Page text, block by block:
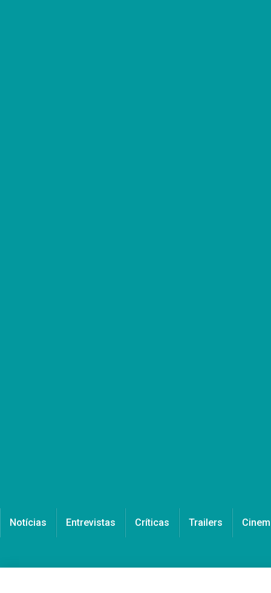
Notícias Entrevistas Críticas Trailers